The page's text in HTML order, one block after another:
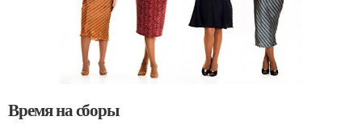
Время на сборы